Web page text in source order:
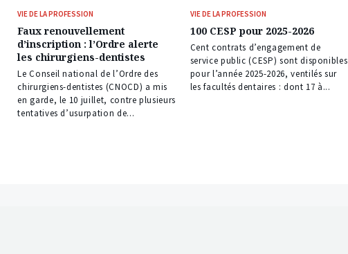
VIE DE LA PROFESSION
Faux renouvellement
d’inscription : l’Ordre alerte
les chirurgiens-dentistes
Le Conseil national de l’Ordre des
chirurgiens-dentistes (CNOCD) a mis
en garde, le 10 juillet, contre plusieurs
tentatives d’usurpation de...
VIE DE LA PROFESSION
100 CESP pour 2025-2026
Cent contrats d’engagement de
service public (CESP) sont disponibles
pour l’année 2025-2026, ventilés sur
les facultés dentaires : dont 17 à...